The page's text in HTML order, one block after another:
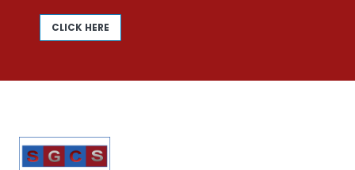
CLICK HERE